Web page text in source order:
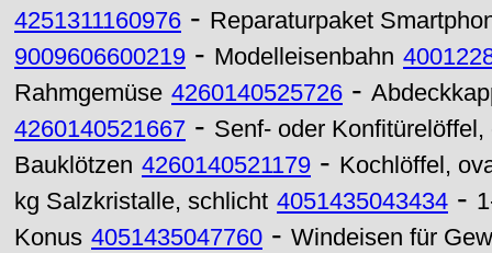
4251311160976 - Reparaturpaket
9009606600219 - Modelleisenbahn
Rahmgemüse 4260140525726 -
4260140521667 - Senf- oder Konfitürelöffel,
Bauklötzen 4260140521179 - Kochlöffel,
kg Salzkristalle, schlicht 4051435043434 -
Konus 4051435047760 - Windeisen für